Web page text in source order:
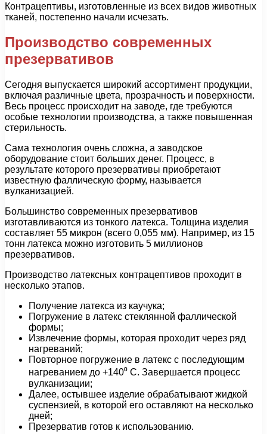
Контрацептивы, изготовленные из всех видов животных
тканей, постепенно начали исчезать.
Производство современных
презервативов
Сегодня выпускается широкий ассортимент продукции,
включая различные цвета, прозрачность и поверхности.
Весь процесс происходит на заводе, где требуются
особые технологии производства, а также повышенная
стерильность.
Сама технология очень сложна, а заводское
оборудование стоит больших денег. Процесс, в
результате которого презервативы приобретают
известную фаллическую форму, называется
вулканизацией.
Большинство современных презервативов
изготавливаются из тонкого латекса. Толщина изделия
составляет 55 микрон (всего 0,055 мм). Например, из 15
тонн латекса можно изготовить 5 миллионов
презервативов.
Производство латексных контрацептивов проходит в
несколько этапов.
Получение латекса из каучука;
Погружение в латекс стеклянной фаллической
формы;
Извлечение формы, которая проходит через ряд
нагреваний;
Повторное погружение в латекс с последующим
нагреванием до +140⁰ С. Завершается процесс
вулканизации;
Далее, остывшее изделие обрабатывают жидкой
суспензией, в которой его оставляют на несколько
дней;
Презерватив готов к использованию.